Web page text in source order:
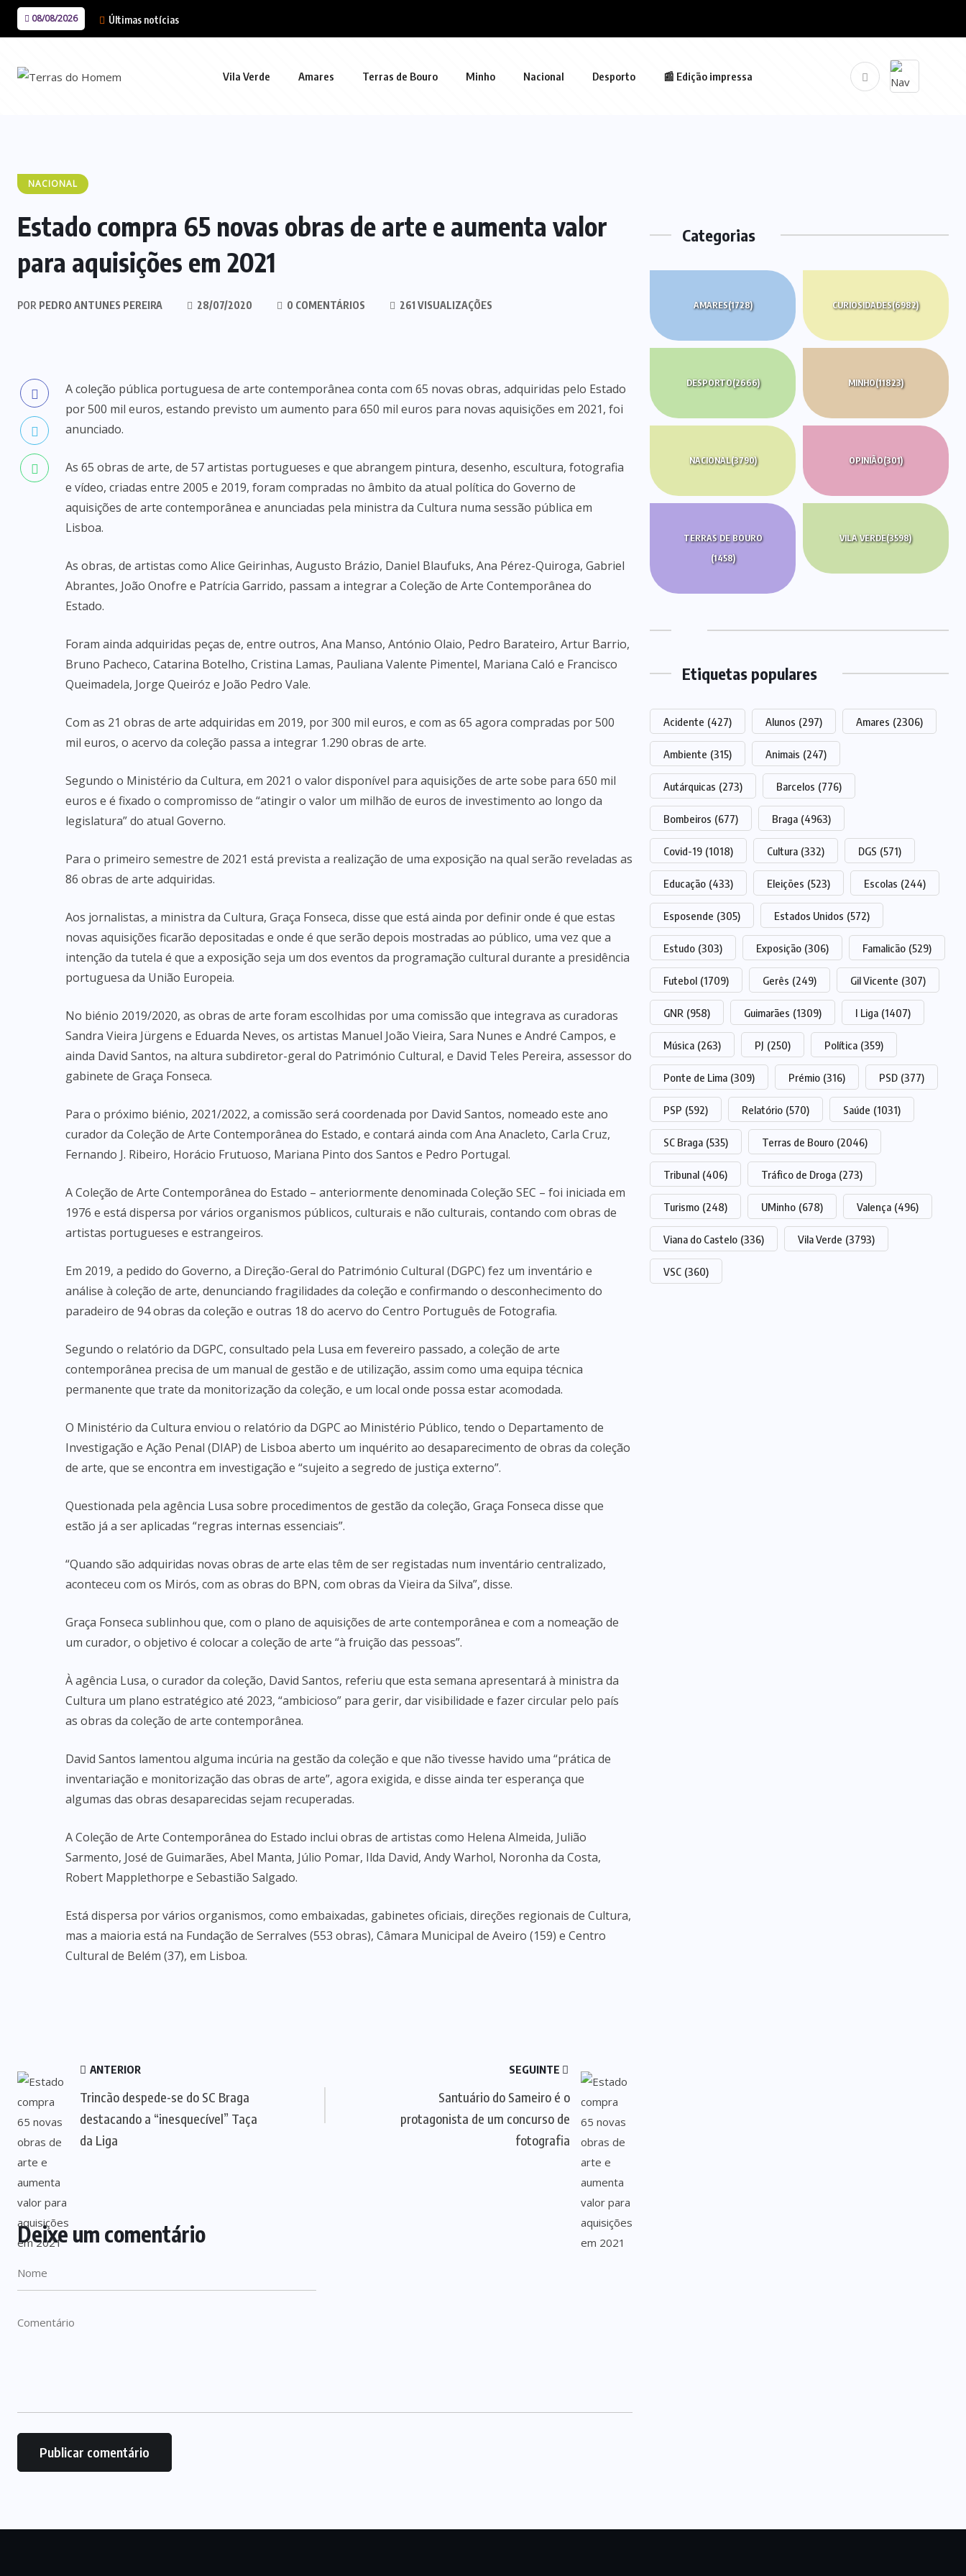
08/08/2026 Últimas notícias
Vila Verde Amares Terras de Bouro Minho Nacional Desporto 📰 Edição impressa
NACIONAL
Estado compra 65 novas obras de arte e aumenta valor
para aquisições em 2021
POR PEDRO ANTUNES PEREIRA 28/07/2020 0 COMENTÁRIOS 261 VISUALIZAÇÕES
A coleção pública portuguesa de arte contemporânea conta com 65 novas obras, adquiridas pelo Estado
por 500 mil euros, estando previsto um aumento para 650 mil euros para novas aquisições em 2021, foi
anunciado.
As 65 obras de arte, de 57 artistas portugueses e que abrangem pintura, desenho, escultura, fotografia
e vídeo, criadas entre 2005 e 2019, foram compradas no âmbito da atual política do Governo de
aquisições de arte contemporânea e anunciadas pela ministra da Cultura numa sessão pública em
Lisboa.
As obras, de artistas como Alice Geirinhas, Augusto Brázio, Daniel Blaufuks, Ana Pérez-Quiroga, Gabriel
Abrantes, João Onofre e Patrícia Garrido, passam a integrar a Coleção de Arte Contemporânea do
Estado.
Foram ainda adquiridas peças de, entre outros, Ana Manso, António Olaio, Pedro Barateiro, Artur Barrio,
Bruno Pacheco, Catarina Botelho, Cristina Lamas, Pauliana Valente Pimentel, Mariana Caló e Francisco
Queimadela, Jorge Queiróz e João Pedro Vale.
Com as 21 obras de arte adquiridas em 2019, por 300 mil euros, e com as 65 agora compradas por 500
mil euros, o acervo da coleção passa a integrar 1.290 obras de arte.
Segundo o Ministério da Cultura, em 2021 o valor disponível para aquisições de arte sobe para 650 mil
euros e é fixado o compromisso de “atingir o valor um milhão de euros de investimento ao longo da
legislatura” do atual Governo.
Para o primeiro semestre de 2021 está prevista a realização de uma exposição na qual serão reveladas as
86 obras de arte adquiridas.
Aos jornalistas, a ministra da Cultura, Graça Fonseca, disse que está ainda por definir onde é que estas
novas aquisições ficarão depositadas e onde é que serão depois mostradas ao público, uma vez que a
intenção da tutela é que a exposição seja um dos eventos da programação cultural durante a presidência
portuguesa da União Europeia.
No biénio 2019/2020, as obras de arte foram escolhidas por uma comissão que integrava as curadoras
Sandra Vieira Jürgens e Eduarda Neves, os artistas Manuel João Vieira, Sara Nunes e André Campos, e
ainda David Santos, na altura subdiretor-geral do Património Cultural, e David Teles Pereira, assessor do
gabinete de Graça Fonseca.
Para o próximo biénio, 2021/2022, a comissão será coordenada por David Santos, nomeado este ano
curador da Coleção de Arte Contemporânea do Estado, e contará ainda com Ana Anacleto, Carla Cruz,
Fernando J. Ribeiro, Horácio Frutuoso, Mariana Pinto dos Santos e Pedro Portugal.
A Coleção de Arte Contemporânea do Estado – anteriormente denominada Coleção SEC – foi iniciada em
1976 e está dispersa por vários organismos públicos, culturais e não culturais, contando com obras de
artistas portugueses e estrangeiros.
Em 2019, a pedido do Governo, a Direção-Geral do Património Cultural (DGPC) fez um inventário e
análise à coleção de arte, denunciando fragilidades da coleção e confirmando o desconhecimento do
paradeiro de 94 obras da coleção e outras 18 do acervo do Centro Português de Fotografia.
Segundo o relatório da DGPC, consultado pela Lusa em fevereiro passado, a coleção de arte
contemporânea precisa de um manual de gestão e de utilização, assim como uma equipa técnica
permanente que trate da monitorização da coleção, e um local onde possa estar acomodada.
O Ministério da Cultura enviou o relatório da DGPC ao Ministério Público, tendo o Departamento de
Investigação e Ação Penal (DIAP) de Lisboa aberto um inquérito ao desaparecimento de obras da coleção
de arte, que se encontra em investigação e “sujeito a segredo de justiça externo”.
Questionada pela agência Lusa sobre procedimentos de gestão da coleção, Graça Fonseca disse que
estão já a ser aplicadas “regras internas essenciais”.
“Quando são adquiridas novas obras de arte elas têm de ser registadas num inventário centralizado,
aconteceu com os Mirós, com as obras do BPN, com obras da Vieira da Silva”, disse.
Graça Fonseca sublinhou que, com o plano de aquisições de arte contemporânea e com a nomeação de
um curador, o objetivo é colocar a coleção de arte “à fruição das pessoas”.
À agência Lusa, o curador da coleção, David Santos, referiu que esta semana apresentará à ministra da
Cultura um plano estratégico até 2023, “ambicioso” para gerir, dar visibilidade e fazer circular pelo país
as obras da coleção de arte contemporânea.
David Santos lamentou alguma incúria na gestão da coleção e que não tivesse havido uma “prática de
inventariação e monitorização das obras de arte”, agora exigida, e disse ainda ter esperança que
algumas das obras desaparecidas sejam recuperadas.
A Coleção de Arte Contemporânea do Estado inclui obras de artistas como Helena Almeida, Julião
Sarmento, José de Guimarães, Abel Manta, Júlio Pomar, Ilda David, Andy Warhol, Noronha da Costa,
Robert Mapplethorpe e Sebastião Salgado.
Está dispersa por vários organismos, como embaixadas, gabinetes oficiais, direções regionais de Cultura,
mas a maioria está na Fundação de Serralves (553 obras), Câmara Municipal de Aveiro (159) e Centro
Cultural de Belém (37), em Lisboa.
ANTERIOR
Trincão despede-se do SC Braga
destacando a “inesquecível” Taça
da Liga
SEGUINTE
Santuário do Sameiro é o
protagonista de um concurso de
fotografia
Deixe um comentário
Categorias
AMARES(1728) CURIOSIDADES(6982)
DESPORTO(2666) MINHO(11823)
NACIONAL(3790) OPINIÃO(301)
TERRAS DE BOURO
(1458)
VILA VERDE(3598)
Etiquetas populares
Acidente (427) Alunos (297) Amares (2306)
Ambiente (315) Animais (247)
Autárquicas (273) Barcelos (776)
Bombeiros (677) Braga (4963)
Covid-19 (1018) Cultura (332) DGS (571)
Educação (433) Eleições (523) Escolas (244)
Esposende (305) Estados Unidos (572)
Estudo (303) Exposição (306) Famalicão (529)
Futebol (1709) Gerês (249) Gil Vicente (307)
GNR (958) Guimarães (1309) I Liga (1407)
Música (263) PJ (250) Política (359)
Ponte de Lima (309) Prémio (316) PSD (377)
PSP (592) Relatório (570) Saúde (1031)
SC Braga (535) Terras de Bouro (2046)
Tribunal (406) Tráfico de Droga (273)
Turismo (248) UMinho (678) Valença (496)
Viana do Castelo (336) Vila Verde (3793)
VSC (360)